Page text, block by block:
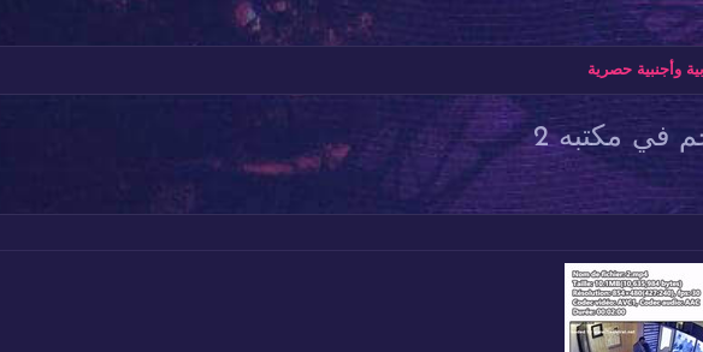
وأجنبية حصرية
في مكتبه 2